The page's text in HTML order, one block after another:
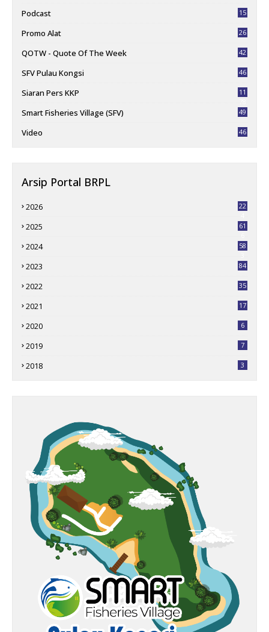
Podcast 15
Promo Alat 26
QOTW - Quote Of The Week 42
SFV Pulau Kongsi 46
Siaran Pers KKP
11
Smart Fisheries Village (SFV) 49
Video 46
Arsip Portal BRPL
2026
22
2025
61
2024
58
2023 84
2022 35
2021 17
2020 6
2019 7
2018 3